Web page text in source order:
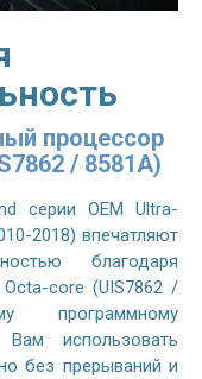
процессор
/ 8581A)
серии OEM Ultra-
2018) впечатляют
благодаря
core (UIS7862 /
программному
использовать
без прерываний и